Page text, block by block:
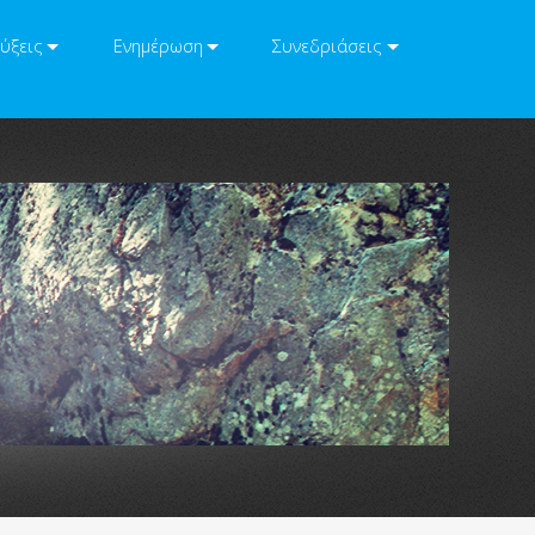
Ενημέρωση Συνεδριάσεις